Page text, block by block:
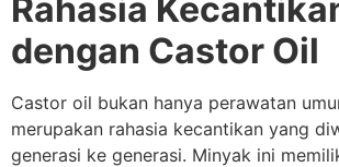
Rahasia
dengan Castor Oil
Castor oil bukan hanya perawatan
merupakan rahasia kecantikan yang
generasi ke generasi. Minyak ini